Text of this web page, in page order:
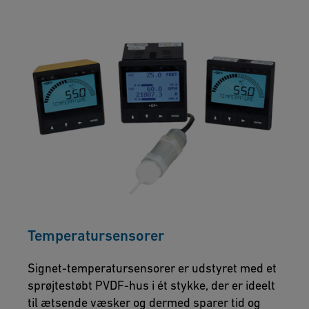
Temperatursensorer
Signet-temperatursensorer er udstyret med et
sprøjtestøbt PVDF-hus i ét stykke, der er ideelt
til ætsende væsker og dermed sparer tid og